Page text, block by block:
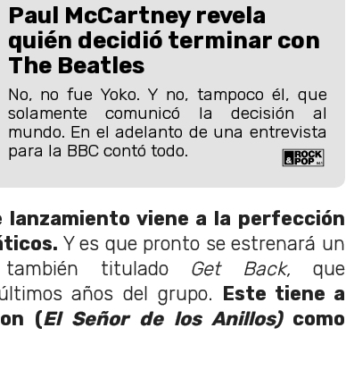
Paul McCartney revela
quién decidió terminar con
The Beatles
No, no fue Yoko. Y no, tampoco él, que
solamente comunicó la decisión al
mundo. En el adelanto de una entrevista
para la BBC contó todo.
lanzamiento viene a la perfección
Y es que pronto se estrenará un
también titulado Get Back,que
años del grupo. Este tiene a
(El Señor de los Anillos) como